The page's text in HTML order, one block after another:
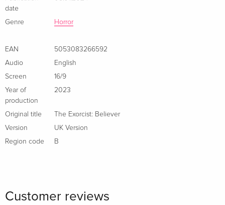
date
Genre Horror
EAN
5053083266592
Audio
English
Screen
16/9
Year of
production
2023
Original title
The Exorcist: Believer
Version
UK Version
Region code
B
Customer reviews